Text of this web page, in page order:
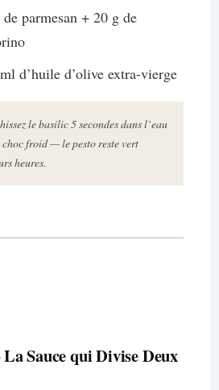
parmesan + 20 g de
d’huile d’olive extra-vierge
le basilic 5 secondes dans l’eau
froid — le pesto reste vert
heures.
Sauce qui Divise Deux